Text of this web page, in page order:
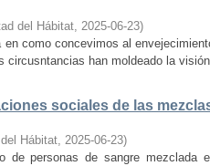
del Hábitat, 2025-06-23)
como concevimos al
han moldeado la
sociales de las
Hábitat, 2025-06-23)
de personas de sangre